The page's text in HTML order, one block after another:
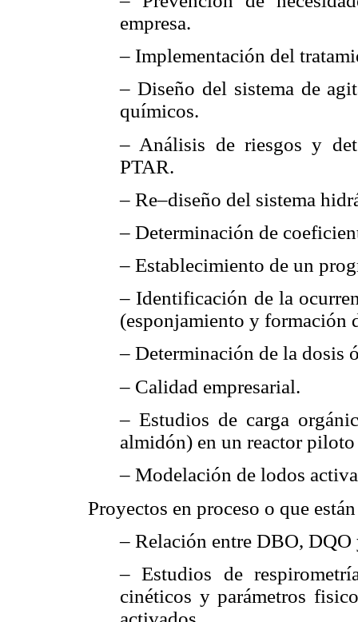
empresa.
– Implementación del
– Diseño del sistema de
químicos.
– Análisis de riesgos y
PTAR.
– Re–diseño del sistema
– Determinación de
– Establecimiento de un
– Identificación de la
(esponjamiento y formación
– Determinación de la dosis
– Calidad empresarial.
– Estudios de carga
almidón) en un reactor
– Modelación de lodos
Proyectos en proceso o que
– Relación entre DBO, DQO
– Estudios de
cinéticos y parámetros